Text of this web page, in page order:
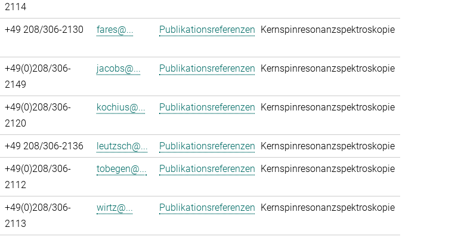
2114
+49 208/306-2130 fares@... Publikationsreferenzen Kernspinresonanzspektroskopie
+49(0)208/306-
2149
jacobs@... Publikationsreferenzen Kernspinresonanzspektroskopie
+49(0)208/306-
2120
kochius@... Publikationsreferenzen Kernspinresonanzspektroskopie
+49 208/306-2136 leutzsch@... Publikationsreferenzen Kernspinresonanzspektroskopie
+49(0)208/306-
2112
tobegen@... Publikationsreferenzen Kernspinresonanzspektroskopie
+49(0)208/306-
2113
wirtz@... Publikationsreferenzen Kernspinresonanzspektroskopie